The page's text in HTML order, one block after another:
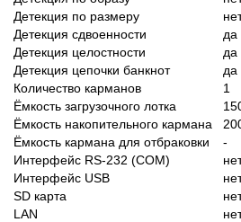
Детекция по размеру
Детекция сдвоенности
да
Детекция целостности
да
Детекция цепочки банкнот
да
Количество карманов
1
Ёмкость загрузочного лотка
Ёмкость накопительного кармана
Ёмкость кармана для отбраковки
-
Интерфейс RS-232 (COM)
Интерфейс USB
SD карта
LAN